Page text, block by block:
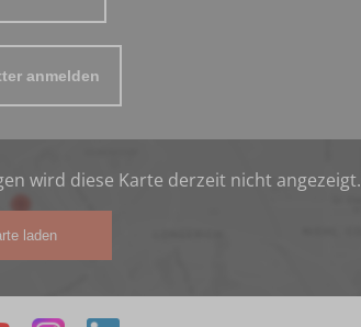
anmelden
wird diese Karte derzeit nicht angezeigt.
laden